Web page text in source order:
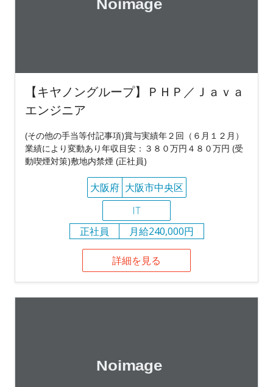
【キヤノングループ】ＰＨＰ／Ｊａｖａ
エンジニア
(その他の手当等付記事項)賞与実績年２回（６月１２月）
業績により変動あり年収目安：３８０万円４８０万円 (受
動喫煙対策)敷地内禁煙 (正社員)
大阪府 大阪市中央区
IT
正社員
月給240,000円
詳細を見る